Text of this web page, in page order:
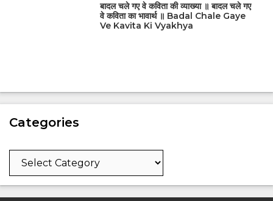
बादल चले गए वे कविता की व्याख्या ॥ बादल चले गए
वे कविता का भावार्थ ॥ Badal Chale Gaye
Ve Kavita Ki Vyakhya
Categories
Categories